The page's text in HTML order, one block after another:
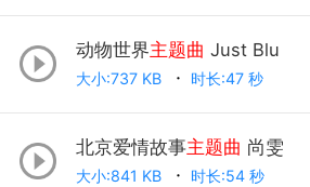
动物世界主题曲 Just Blu
大小:737 KB 时长:47 秒
北京爱情故事主题曲 尚雯
大小:841 KB 时长:54 秒